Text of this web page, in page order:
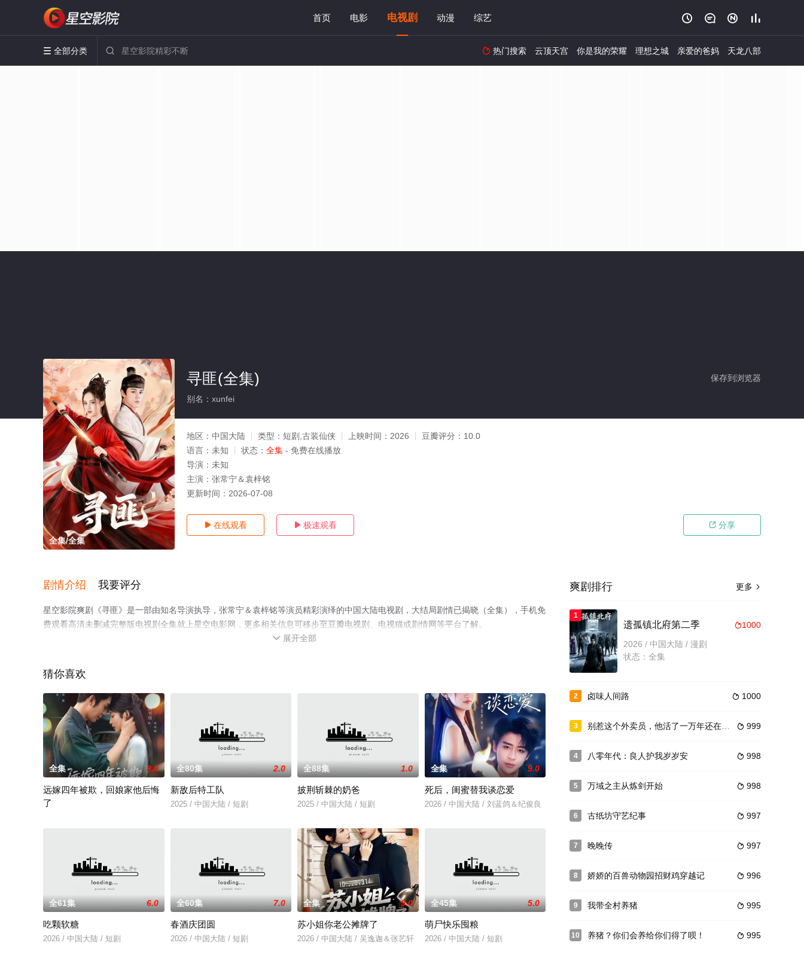
首页 电影 电视剧 动漫 综艺    
 全部分类   热门搜索 云顶天宫 你是我的荣耀 理想之城 亲爱的爸妈 天龙八部
全集/全集
保存到浏览器
寻匪(全集)
别名：xunfei
地区： 中国大陆 类型： 短剧,古装仙侠 上映时间： 2026 豆瓣评分： 10.0
语言： 未知 状态： 全集 - 免费在线播放
导演： 未知
主演： 张常宁＆袁梓铭
更新时间： 2026-07-08
 在线观看  极速观看  分享
剧情介绍 我要评分
星空影院爽剧《寻匪》是一部由知名导演执导，张常宁＆袁梓铭等演员精彩演绎的中国大陆电视剧，大结局剧情已揭晓（全集），手机免
费观看高清未删减完整版电视剧全集就上星空电影网，更多相关信息可移步至豆瓣电视剧、电视猫或剧情网等平台了解。
 展开全部
猜你喜欢
全集 8.0
远嫁四年被欺，回娘家他后悔
了
全80集 2.0
新敌后特工队
2025 / 中国大陆 / 短剧
全88集 1.0
披荆斩棘的奶爸
2025 / 中国大陆 / 短剧
全集 9.0
死后，闺蜜替我谈恋爱
2026 / 中国大陆 / 刘蓝鸽＆纪俊良
全61集 6.0
吃颗软糖
2026 / 中国大陆 / 短剧
全60集 7.0
春酒庆团圆
2026 / 中国大陆 / 短剧
全集 5.0
苏小姐你老公摊牌了
2026 / 中国大陆 / 吴逸迦＆张艺轩
全45集 5.0
萌尸快乐囤粮
2026 / 中国大陆 / 短剧
更多 
爽剧排行
1
1000
遗孤镇北府第二季
2026 / 中国大陆 / 漫剧
状态：全集
2  1000
卤味人间路
3  999
别惹这个外卖员，他活了一万年还在跑单
4  998
八零年代：良人护我岁岁安
5  998
万域之主从炼剑开始
6  997
古纸坊守艺纪事
7  997
晚晚传
8  996
娇娇的百兽动物园招财鸡穿越记
9  995
我带全村养猪
10  995
养猪？你们会养给你们得了呗！